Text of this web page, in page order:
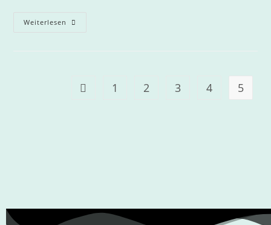
Weiterlesen
1 2 3 4 5